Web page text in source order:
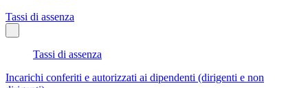
Tassi di assenza
Tassi di assenza
Incarichi conferiti e autorizzati ai dipendenti (dirigenti e non